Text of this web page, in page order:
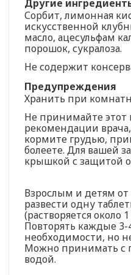
Другие
Сорбит, лимонная
искусственной
масло, ацесульфам
порошок, сукралоза.
Не содержит
Предупреждения
Хранить при
Не принимайте этот
рекомендации
кормите грудью,
болеете. Для вашей
крышкой с защитой
Взрослым и детям от
развести одну
(растворяется
Повторять каждые 3-
необходимости, но
Можно принимать с
водой.